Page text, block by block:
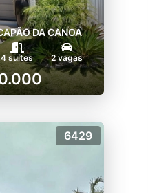
DA CANOA
4 suítes 2 vagas
6429